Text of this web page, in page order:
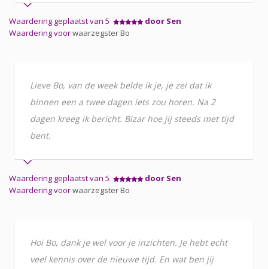
Waardering geplaatst van 5
door Sen
Waardering voorwaarzegster Bo
Lieve Bo, van de week belde ik je, je zei dat ik
binnen een a twee dagen iets zou horen. Na 2
dagen kreeg ik bericht. Bizar hoe jij steeds met tijd
bent.
Waardering geplaatst van 5
door Sen
Waardering voorwaarzegster Bo
Hoi Bo, dank je wel voor je inzichten. Je hebt echt
veel kennis over de nieuwe tijd. En wat ben jij